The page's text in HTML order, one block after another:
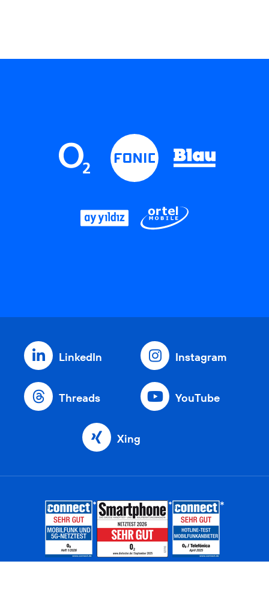
LinkedIn Instagram
Threads YouTube
Xing